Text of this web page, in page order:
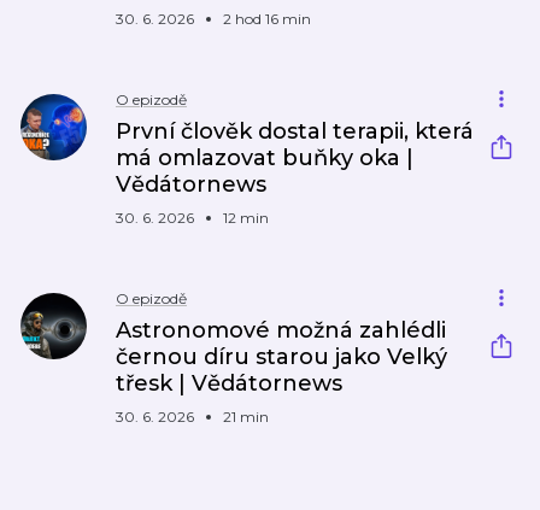
30. 6. 2026 2 hod 16 min
O epizodě
První člověk dostal terapii, která
má omlazovat buňky oka |
Vědátornews
30. 6. 2026 12 min
O epizodě
Astronomové možná zahlédli
černou díru starou jako Velký
třesk | Vědátornews
30. 6. 2026 21 min